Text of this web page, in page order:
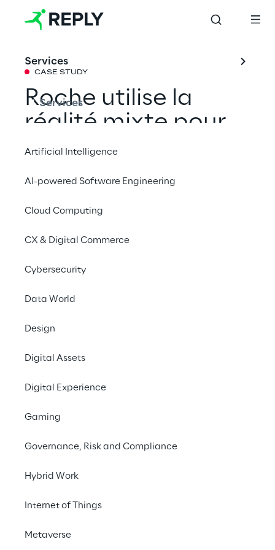
Services
Services
Artificial Intelligence
AI-powered Software Engineering
Cloud Computing
CX & Digital Commerce
Cybersecurity
Data World
Design
Digital Assets
Digital Experience
Gaming
Governance, Risk and Compliance
Hybrid Work
Internet of Things
Metaverse
CASE STUDY
Roche utilise la
réalité mixte pour
la présentation de
thérapies
Partager avec un ami
Augmented & Virtual Reality
Learning